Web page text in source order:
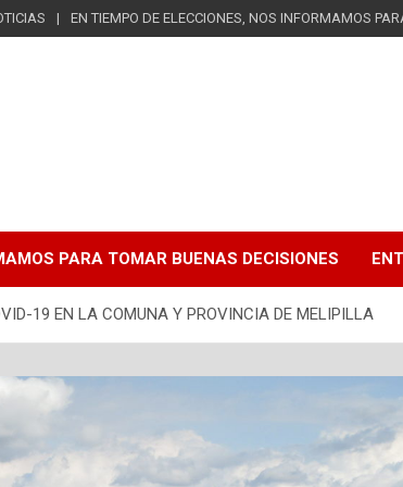
EN TIEMPO DE ELECCIONES, NOS INFORMAMOS
PARA TOMAR BUENAS DECISIONES
19 EN LA COMUNA Y PROVINCIA DE MELIPILLA